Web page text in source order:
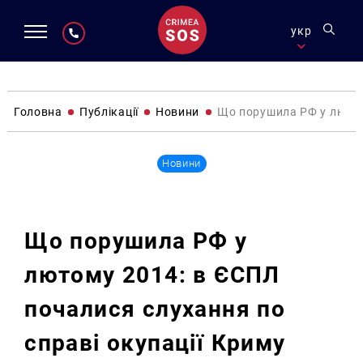
укр
Головна Публікації Новини Що порушила РФ у
Новини
Що порушила РФ у
лютому 2014: в ЄСПЛ
почалися слухання по
справі окупації Криму